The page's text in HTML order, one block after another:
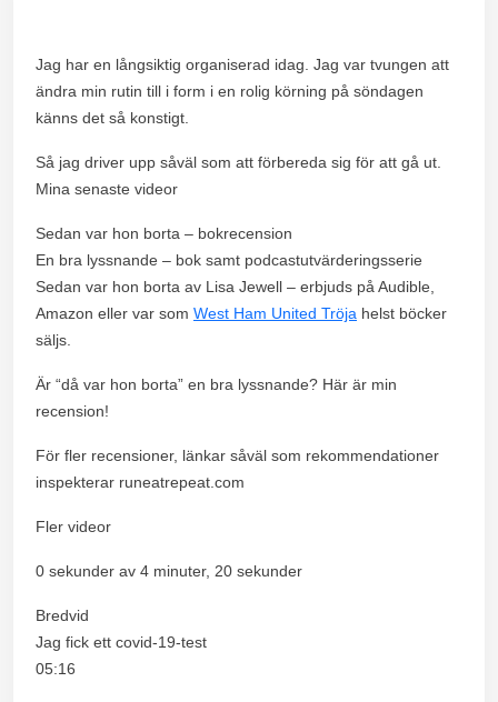
Jag har en långsiktig organiserad idag. Jag var tvungen att
ändra min rutin till i form i en rolig körning på söndagen
känns det så konstigt.
Så jag driver upp såväl som att förbereda sig för att gå ut.
Mina senaste videor
Sedan var hon borta – bokrecension
En bra lyssnande – bok samt podcastutvärderingsserie
Sedan var hon borta av Lisa Jewell – erbjuds på Audible,
Amazon eller var som West Ham United Tröja helst böcker
säljs.
Är “då var hon borta” en bra lyssnande? Här är min
recension!
För fler recensioner, länkar såväl som rekommendationer
inspekterar runeatrepeat.com
Fler videor
0 sekunder av 4 minuter, 20 sekunder
Bredvid
Jag fick ett covid-19-test
05:16